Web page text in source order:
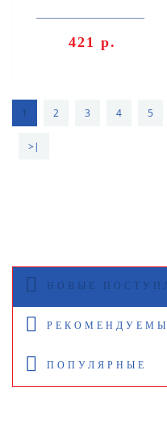
421 р.
1 2 3 4 5
>|
НОВЫЕ
ПОПУЛЯРНЫЕ